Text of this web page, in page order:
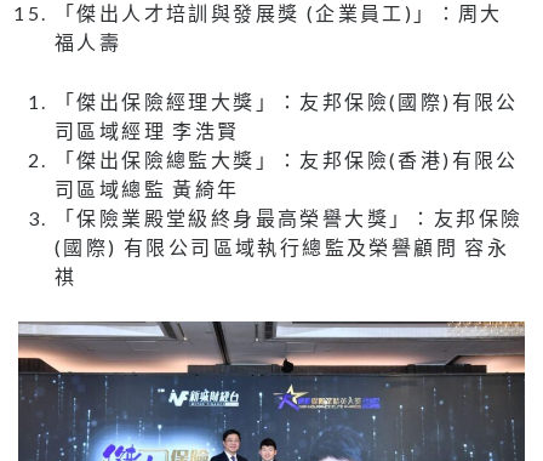
「傑出人才培訓與發展獎 (企業員工)」：周大
福人壽
「傑出保險經理大獎」：友邦保險(國際)有限公
司區域經理 李浩賢
「傑出保險總監大獎」：友邦保險(香港)有限公
司區域總監 黃綺年
「保險業殿堂級終身最高榮譽大獎」：友邦保險
(國際) 有限公司區域執行總監及榮譽顧問 容永
祺